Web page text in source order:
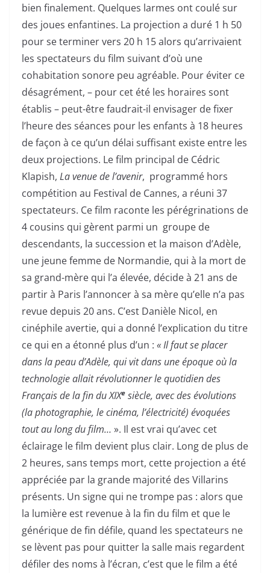
bien finalement. Quelques larmes ont coulé sur
des joues enfantines. La projection a duré 1 h 50
pour se terminer vers 20 h 15 alors qu’arrivaient
les spectateurs du film suivant d’où une
cohabitation sonore peu agréable. Pour éviter ce
désagrément, – pour cet été les horaires sont
établis – peut-être faudrait-il envisager de fixer
l’heure des séances pour les enfants à 18 heures
de façon à ce qu’un délai suffisant existe entre les
deux projections. Le film principal de Cédric
Klapish, La venue de l’avenir, programmé hors
compétition au Festival de Cannes, a réuni 37
spectateurs. Ce film raconte les pérégrinations de
4 cousins qui gèrent parmi un groupe de
descendants, la succession et la maison d’Adèle,
une jeune femme de Normandie, qui à la mort de
sa grand-mère qui l’a élevée, décide à 21 ans de
partir à Paris l’annoncer à sa mère qu’elle n’a pas
revue depuis 20 ans. C’est Danièle Nicol, en
cinéphile avertie, qui a donné l’explication du titre
ce qui en a étonné plus d’un : « Il faut se placer
dans la peau d’Adèle, qui vit dans une époque où la
technologie allait révolutionner le quotidien des
Français de la fin du XIXe siècle, avec des évolutions
(la photographie, le cinéma, l’électricité) évoquées
tout au long du film… ». Il est vrai qu’avec cet
éclairage le film devient plus clair. Long de plus de
2 heures, sans temps mort, cette projection a été
appréciée par la grande majorité des Villarins
présents. Un signe qui ne trompe pas : alors que
la lumière est revenue à la fin du film et que le
générique de fin défile, quand les spectateurs ne
se lèvent pas pour quitter la salle mais regardent
défiler des noms à l’écran, c’est que le film a été